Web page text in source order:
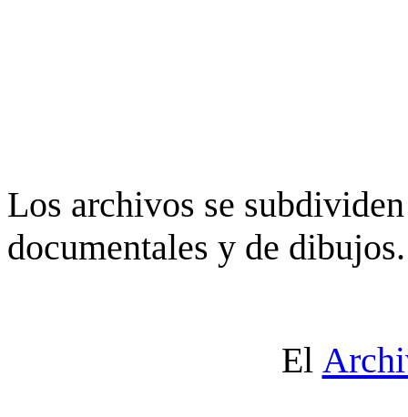
Los archivos se
documentales y de dibujos.
El